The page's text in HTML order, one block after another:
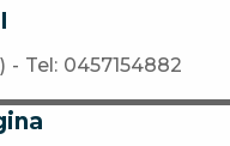
- Tel: 0457154882